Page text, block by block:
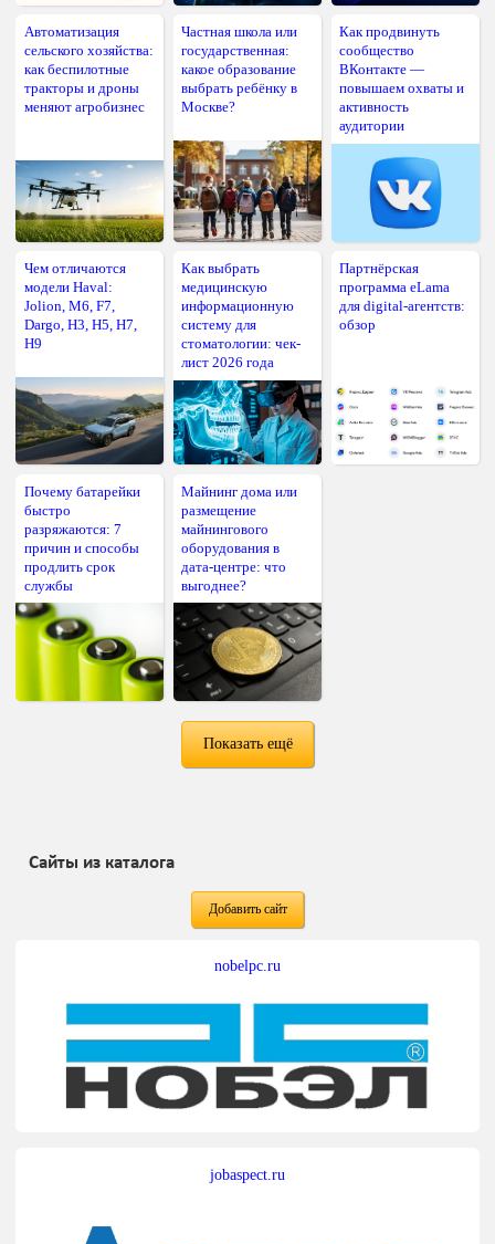
Автоматизация
сельского хозяйства:
как беспилотные
тракторы и дроны
меняют агробизнес
Частная школа или
государственная:
какое образование
выбрать ребёнку в
Москве?
Как продвинуть
сообщество
ВКонтакте —
повышаем охваты и
активность
аудитории
Чем отличаются
модели Haval:
Jolion, M6, F7,
Dargo, H3, H5, H7,
H9
Как выбрать
медицинскую
информационную
систему для
стоматологии: чек-
лист 2026 года
Партнёрская
программа eLama
для digital-агентств:
обзор
Почему батарейки
быстро
разряжаются: 7
причин и способы
продлить срок
службы
Майнинг дома или
размещение
майнингового
оборудования в
дата-центре: что
выгоднее?
Показать ещё
Сайты из каталога
Добавить сайт
nobelpc.ru
jobaspect.ru